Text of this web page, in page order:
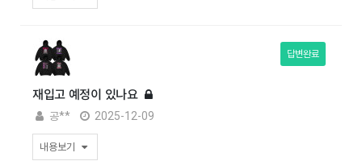
재입고 예정이 있나요
답변완료
공** 2025-12-09
내용보기